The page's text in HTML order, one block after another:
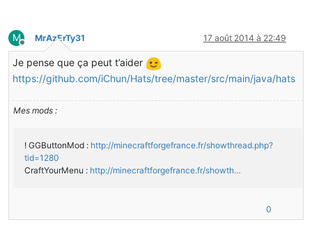
M
Hors-ligne
MrAzErTy31 17 août 2014 à 22:49
Je pense que ça peut t’aider
https://github.com/iChun/Hats/tree/master/src/main/java/hats
Mes mods :
! GGButtonMod : http://minecraftforgefrance.fr/showthread.php?
tid=1280
CraftYourMenu : http://minecraftforgefrance.fr/showth…
0